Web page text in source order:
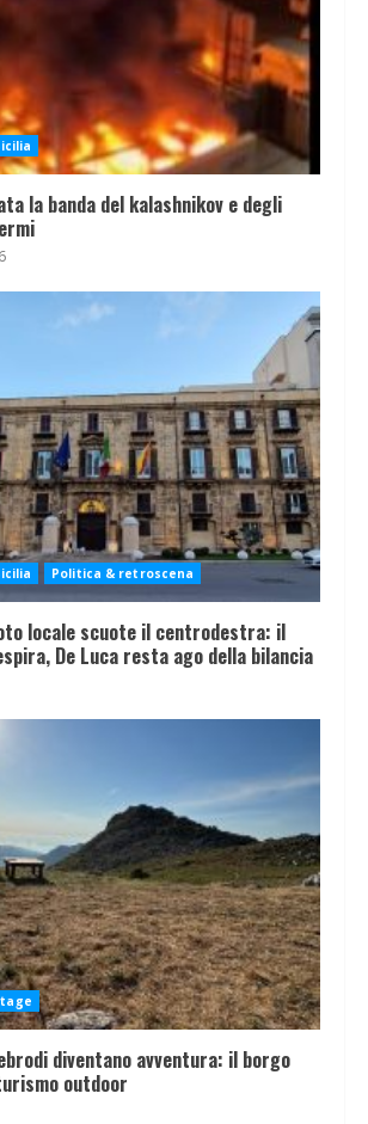
la banda del kalashnikov e degli
Politica & retroscena
locale scuote il centrodestra: il
De Luca resta ago della bilancia
diventano avventura: il borgo
outdoor